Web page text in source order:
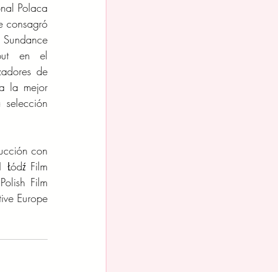
Polaca
consagró
en el
de
la mejor
con
Film
Film
Europe